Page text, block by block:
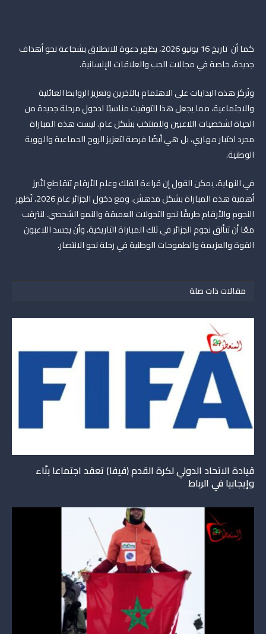
كما أن تاريخ 16 يونيو 2026، يظهر دعوة للانطلاق بشجاعة نحو أهداف
جديدة، خاصة في مجالات الحب والعلاقات الإنسانية.
وتُركز هذه البدايات على الاهتمام بالآخرين وتعزيز الروابط العائلية
والاجتماعية، مما يجعل هذا التوقيت مناسبًا لدخول مرحلة جديدة من
الحياة لشخصيات اللاعبين وللمنتخب بشكل عام. ليست هذه المباراة
مجرد اختبار مهاري، بل هي أيضًا فرصة لتعزيز الروح الجماعية والهوية
الوطنية.
في النهاية، يمكن القول إن قراءة الفلك وعلم الأرقام تتقاطع لتُبرز
أهمية هذه المباراة بشكل مدهش. ومع دخول الجزائر عام 2026، تُظهر
النجوم والأرقام طريقًا نحو التحولات العميقة والنمو الشخصي. لنترقب
معًا أن تتألق نجوم الجزائر في تلك المباراة التاريخية، وأن يجسد اللاعبون
القوة والعزيمة والطموحات الوطنية في رحلة نحو الانتصار.
مقالات ذات صلة
قيادة الاتحاد الدولي لكرة القدم (فيفا) تعقد اجتماعا بنّاء
وإيجابيا في الرباط